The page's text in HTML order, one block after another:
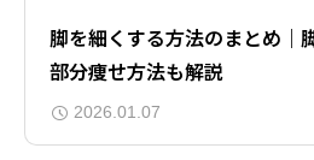
脚を細くする方法のまとめ｜
部分痩せ方法も解説
2026.01.07